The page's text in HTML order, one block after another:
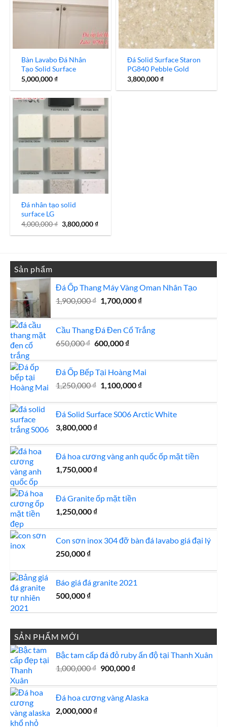
Bàn Lavabo Đá Nhân
Tạo Solid Surface
5,000,000₫
Đá Solid Surface Staron
PG840 Pebble Gold
3,800,000₫
Đá nhân tạo solid
surface LG
4,000,000₫ Giá
gốc
là:
3,800,000₫Giá
tại
Sản phẩm
Đá Ốp Thang Máy Vàng Oman Nhân Tạo
1,900,000₫ Giá
là:
1,900,000 ₫.
1,700,000 ₫Giá
tại
là:
Cầu Thang Đá Đen Cổ Trắng
650,000₫ Giá
là:
650,000 ₫.
600,000 ₫Giá
tại
là:
600,000 ₫.
Đá Ốp Bếp Tại Hoàng Mai
1,250,000₫ Giá
là:
1,250,000 ₫.
1,100,000 ₫Giá
tại
là:
Đá Solid Surface S006 Arctic White
3,800,000 ₫
Đá hoa cương vàng anh quốc ốp mặt tiền
1,750,000 ₫
Đá Granite ốp mặt tiền
1,250,000 ₫
Con sơn inox 304 đỡ bàn đá lavabo giá đại lý
250,000 ₫
Báo giá đá granite 2021
500,000 ₫
SẢN PHẨM MỚI
Bậc tam cấp đá đỏ ruby ấn độ tại Thanh Xuân
1,000,000₫ Giá
là:
1,000,000 ₫.
900,000 ₫Giá
tại
là:
Đá hoa cương vàng Alaska
2,000,000 ₫